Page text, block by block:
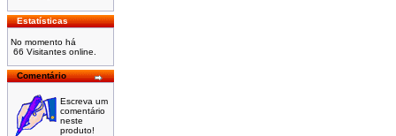
Estatísticas
No momento há
66 Visitantes online.
Comentário
Escreva um
comentário
neste
produto!